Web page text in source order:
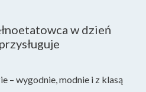
w dzień
– wygodnie, modnie i z klasą